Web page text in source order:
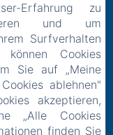
Erfahrung zu
und um
Surfverhalten
Cookies
Sie auf „Meine
ablehnen"
akzeptieren,
„Alle Cookies
finden Sie